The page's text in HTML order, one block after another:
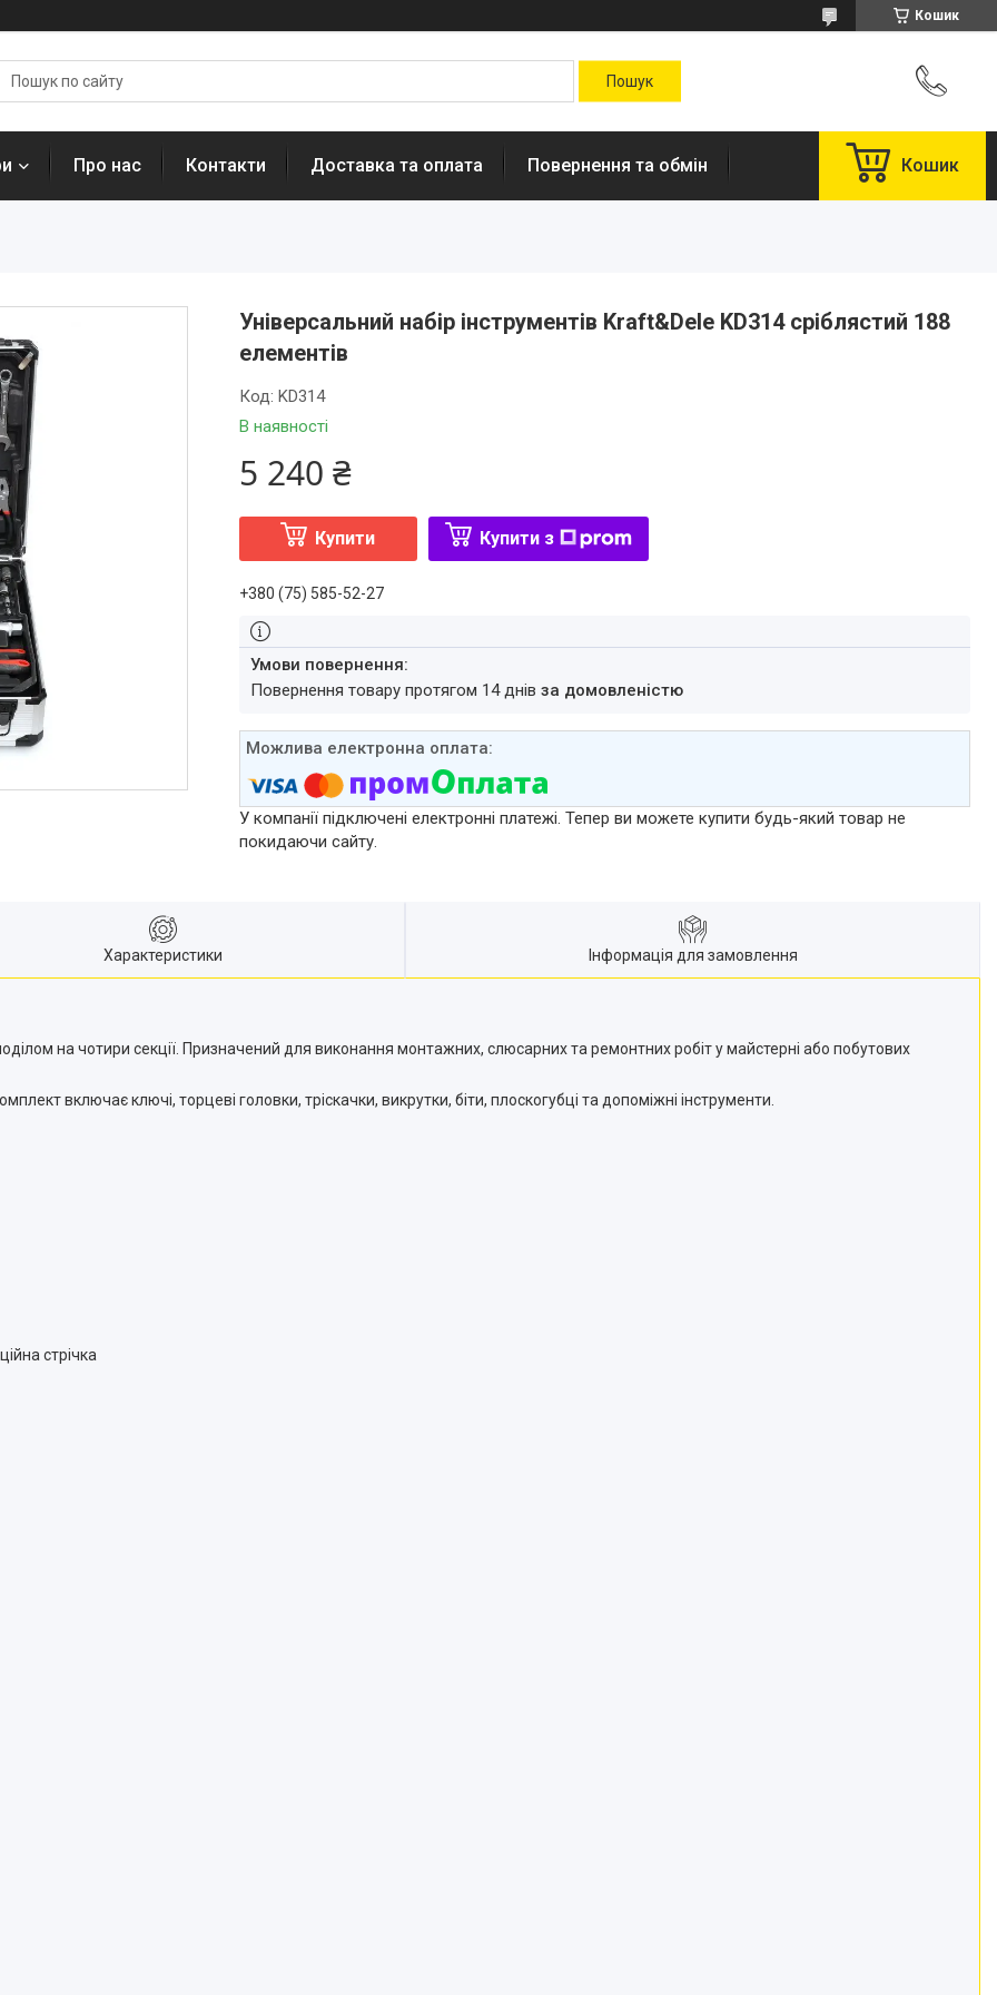
Кошик
Про нас Контакти Доставка та оплата Повернення та обмін Кошик
Універсальний набір інструментів Kraft&Dele KD314 сріблястий 188
елементів
В наявності
Код: KD314
5 240 ₴
Купити Купити з
+380 (75) 585-52-27
повернення товару протягом 14 днів за домовленістю
У компанії підключені електронні платежі. Тепер ви можете купити будь-який товар не
покидаючи сайту.
Характеристики Інформація для замовлення
на чотири секції. Призначений для виконання монтажних, слюсарних та ремонтних робіт у майстерні або побутових
включає ключі, торцеві головки, тріскачки, викрутки, біти, плоскогубці та допоміжні інструменти.
стрічка